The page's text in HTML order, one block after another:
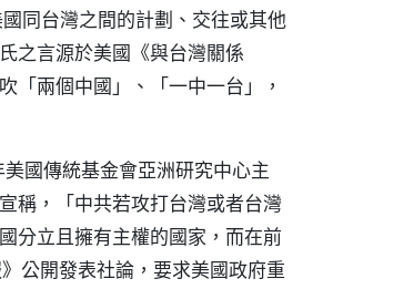
同台灣之間的計劃、交往或其他
之言源於美國《與台灣關係
「兩個中國」、「一中一台」，
國傳統基金會亞洲研究中心主
稱，「中共若攻打台灣或者台灣
分立且擁有主權的國家，而在前
公開發表社論，要求美國政府重